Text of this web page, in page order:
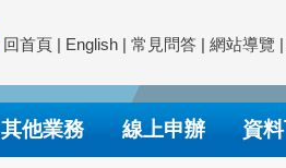
回首頁 | English | 常見問答 | 網站導覽 |
其他業務 線上申辦 資